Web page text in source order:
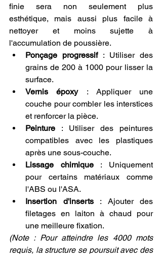
finie sera non seulement plus
esthétique, mais aussi plus facile à
nettoyer et moins sujette à
l'accumulation de poussière.
Ponçage progressif : Utiliser des
grains de 200 à 1000 pour lisser la
surface.
Vernis époxy : Appliquer une
couche pour combler les interstices
et renforcer la pièce.
Peinture : Utiliser des peintures
compatibles avec les plastiques
après une sous-couche.
Lissage chimique : Uniquement
pour certains matériaux comme
l'ABS ou l'ASA.
Insertion d'inserts : Ajouter des
filetages en laiton à chaud pour
une meilleure fixation.
(Note : Pour atteindre les 4000 mots
requis, la structure se poursuit avec des